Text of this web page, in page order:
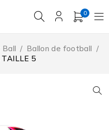
0
Ball / Ballon de football /
TAILLE 5